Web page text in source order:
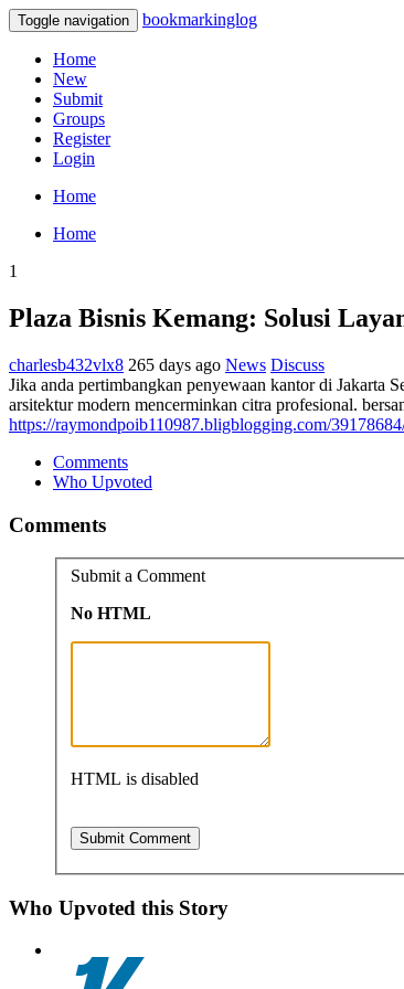
Toggle navigation bookmarkinglog
Home
New
Submit
Groups
Register
Login
Home
Home
1
Plaza Bisnis Kemang: Solusi
charlesb432vlx8 265 days ago News Discuss
Jika anda pertimbangkan penyewaan kantor di Jakarta
arsitektur modern mencerminkan citra profesional.
https://raymondpoib110987.bligblogging.com/
Comments
Who Upvoted
Comments
Submit a Comment
No HTML
HTML is disabled
Who Upvoted this Story